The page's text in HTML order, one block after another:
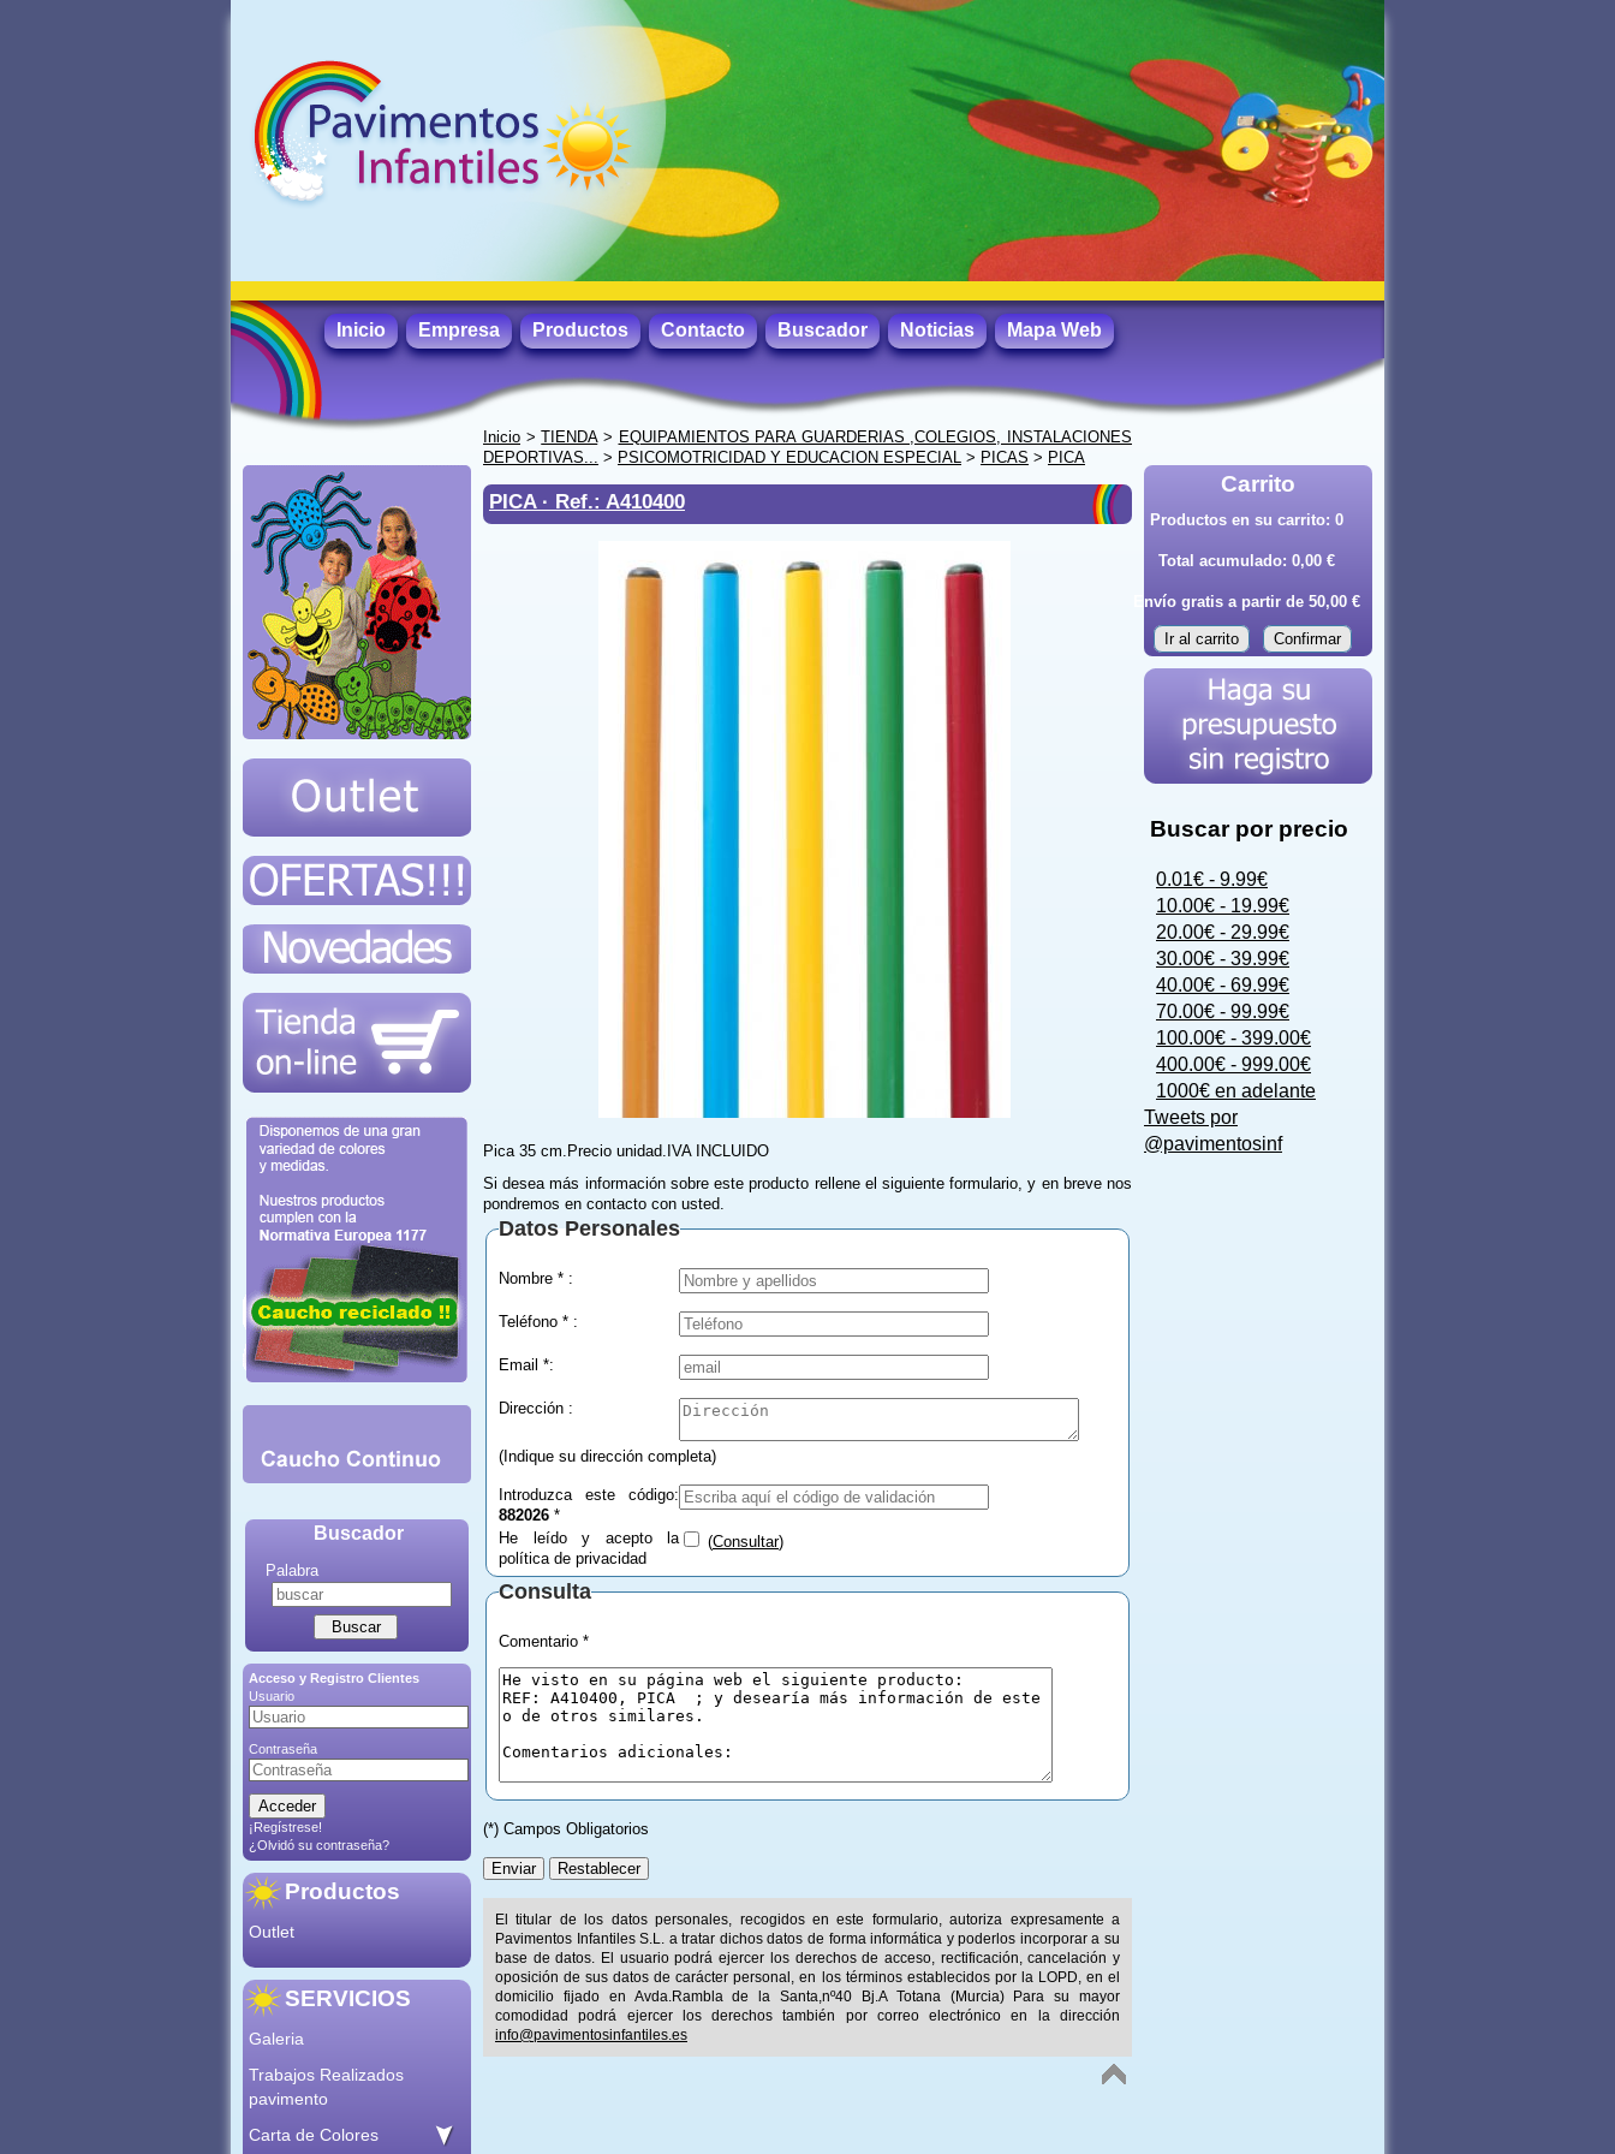
Inicio Empresa Productos Contacto Buscador Noticias Mapa Web
Buscador
Palabra
Acceso y Registro Clientes
Usuario
Contraseña
¡Regístrese!
¿Olvidó su contraseña?
Productos
Outlet
SERVICIOS
Galeria
Trabajos Realizados
pavimento
Carta de Colores
Inicio >TIENDA> EQUIPAMIENTOS PARA GUARDERIAS ,COLEGIOS, INSTALACIONES
DEPORTIVAS... > PSICOMOTRICIDAD Y EDUCACION ESPECIAL > PICAS > PICA
PICA · Ref.: A410400
Pica 35 cm.Precio unidad.IVA INCLUIDO
Si desea más información sobre este producto rellene el siguiente formulario, y en breve nos
pondremos en contacto con usted.
Datos Personales
Nombre * :
Teléfono * :
Email *:
Dirección :
(Indique su dirección completa)
Introduzca este código:
882026 *
He leído y acepto la
política de privacidad
(Consultar)
Consulta
Comentario *
(*) Campos Obligatorios
El titular de los datos personales, recogidos en este formulario, autoriza expresamente a
Pavimentos Infantiles S.L. a tratar dichos datos de forma informática y poderlos incorporar a su
base de datos. El usuario podrá ejercer los derechos de acceso, rectificación, cancelación y
oposición de sus datos de carácter personal, en los términos establecidos por la LOPD, en el
domicilio fijado en Avda.Rambla de la Santa,nº40 Bj.A Totana (Murcia) Para su mayor
comodidad podrá ejercer los derechos también por correo electrónico en la dirección
info@pavimentosinfantiles.es
Carrito
Productos en su carrito: 0
Total acumulado: 0,00 €
Envío gratis a partir de 50,00 €
Ir al carrito Confirmar
Buscar por precio
0.01€ - 9.99€
10.00€ - 19.99€
20.00€ - 29.99€
30.00€ - 39.99€
40.00€ - 69.99€
70.00€ - 99.99€
100.00€ - 399.00€
400.00€ - 999.00€
1000€ en adelante
Tweets por
@pavimentosinf